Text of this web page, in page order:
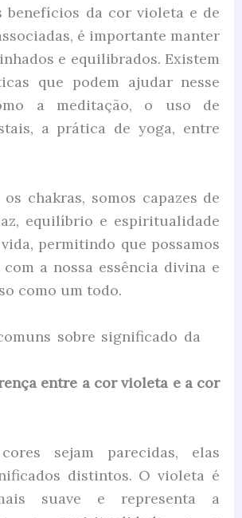
benefícios da cor violeta e de
é importante manter
e equilibrados. Existem
que podem ajudar nesse
a meditação, o uso de
a prática de yoga, entre
chakras, somos capazes de
equilíbrio e espiritualidade
permitindo que possamos
a nossa essência divina e
como um todo.
sobre significado da
entre a cor violeta e a cor
sejam parecidas, elas
distintos. O violeta é
suave e representa a